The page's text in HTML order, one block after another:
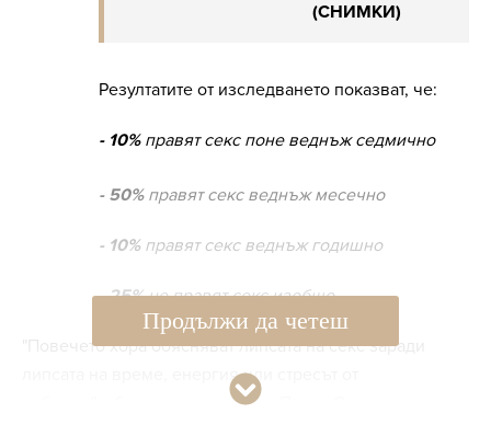
(СНИМКИ)
Резултатите от изследването показват, че:
- 10%правят секс поне веднъж седмично
- 50%правят секс веднъж месечно
- 10% правят секс веднъж годишно
- 25%не правят секс изобщо
"Повечето хора обясняват липсата на секс заради
липсата на време, енергия или стресът от
работата", обяснява сексологът Питър Садингтън.
Продължи да четеш